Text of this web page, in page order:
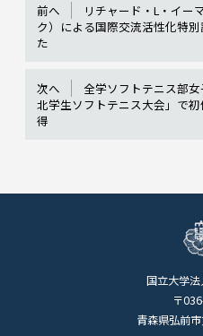
前へ
リチャード・L・イー
ク）による国際交流活性化特
た
次へ
全学ソフトテニス部
北学生ソフトテニス大会」で
得
国立大学
〒
青森県弘前